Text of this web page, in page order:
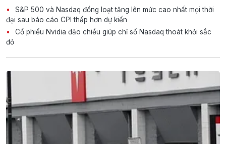
S&P 500 và Nasdaq đồng loạt tăng lên mức cao nhất mọi thời
đại sau báo cáo CPI thấp hơn dự kiến
Cổ phiếu Nvidia đảo chiều giúp chỉ số Nasdaq thoát khỏi sắc
đỏ